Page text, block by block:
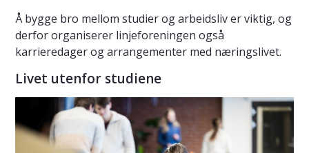
Å bygge bro mellom studier og arbeidsliv er viktig, og
derfor organiserer linjeforeningen også
karrieredager og arrangementer med næringslivet.
Livet utenfor studiene